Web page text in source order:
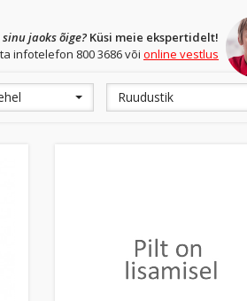
jaoks õige? Küsi meie ekspertidelt!
infotelefon 800 3686 või online vestlus
Ruudustik